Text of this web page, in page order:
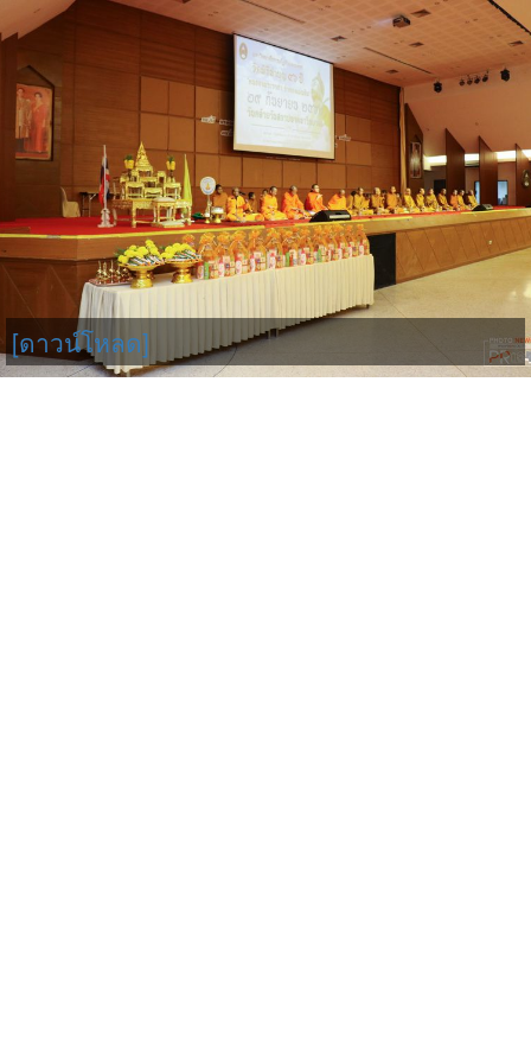
[ดาวน์โหลด]